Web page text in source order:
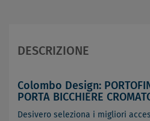
DESCRIZIONE
Colombo Design:
PORTA BICCHIERE
Desivero seleziona i migliori